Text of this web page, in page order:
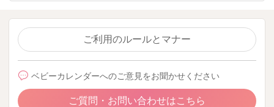
ご利用のルールとマナー
ベビーカレンダーへのご意見をお聞かせください
ご質問・お問い合わせはこちら